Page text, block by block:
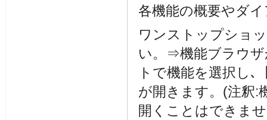
各機能の概要やダ
ワンストップショ
い。⇒機能ブラウザ
トで機能を選択し､
が開きます。(注釈:
開くことはできま